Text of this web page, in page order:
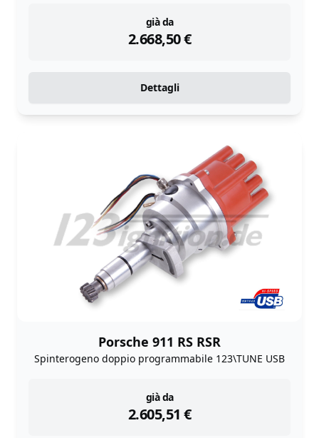
già da
2.668,50€
instock
Dettagli
Porsche 911 RS RSR
Spinterogeno doppio programmabile 123\TUNE USB
già da
2.605,51 €
instock